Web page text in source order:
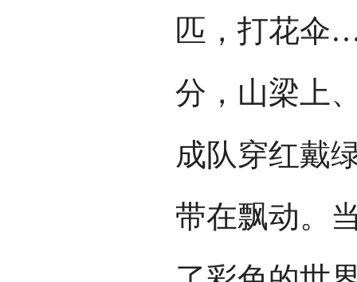
匹，打花伞
分，山梁上
成队穿红戴
带在飘动。